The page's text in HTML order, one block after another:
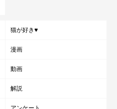
猫が好き♥
漫画
動画
解説